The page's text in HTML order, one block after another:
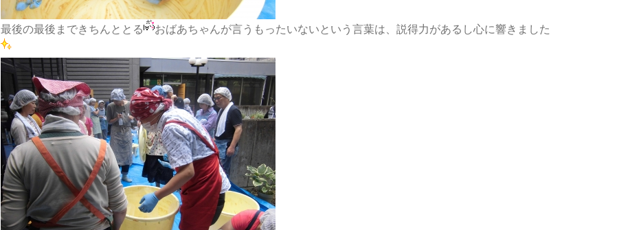
最後の最後まできちんととる おばあちゃんが言うもったいないという言葉は、説得力があるし心に響きました